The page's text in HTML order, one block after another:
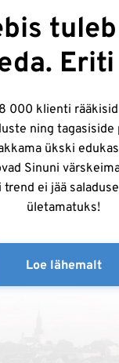
000 klienti
ning tagasiside
ükski
Sinuni
trend ei jää
ületamatuks!
Loe lähemalt